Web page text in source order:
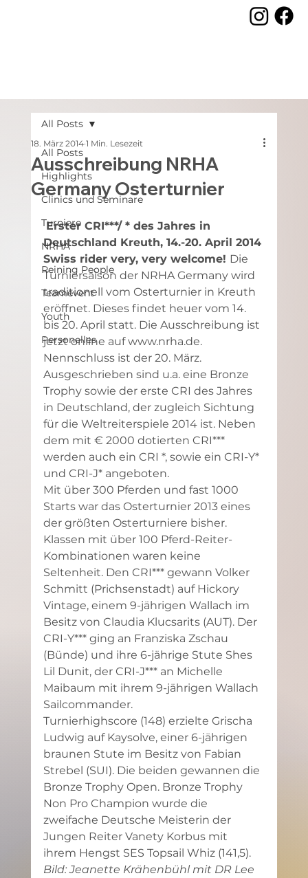
All Posts
Highlights
Clinics und Seminare
Turniere
NRHA
Reining People
Teamevent
Youth
Personelles
All Posts
Ausschreibung NRHA
Germany Osterturnier
18. März 2014 1 Min. Lesezeit
Erster CRI***/ * des Jahres in
Deutschland Kreuth, 14.-20. April 2014
Swiss rider very, very welcome! Die
Turniersaison der NRHA Germany wird
traditionell vom Osterturnier in Kreuth
eröffnet. Dieses findet heuer vom 14.
bis 20. April statt. Die Ausschreibung ist
jetzt online auf www.nrha.de.
Nennschluss ist der 20. März.
Ausgeschrieben sind u.a. eine Bronze
Trophy sowie der erste CRI des Jahres
in Deutschland, der zugleich Sichtung
für die Weltreiterspiele 2014 ist. Neben
dem mit € 2000 dotierten CRI***
werden auch ein CRI *, sowie ein CRI-Y*
und CRI-J* angeboten.
Mit über 300 Pferden und fast 1000
Starts war das Osterturnier 2013 eines
der größten Osterturniere bisher.
Klassen mit über 100 Pferd-Reiter-
Kombinationen waren keine
Seltenheit. Den CRI*** gewann Volker
Schmitt (Prichsenstadt) auf Hickory
Vintage, einem 9-jährigen Wallach im
Besitz von Claudia Klucsarits (AUT). Der
CRI-Y*** ging an Franziska Zschau
(Bünde) und ihre 6-jährige Stute Shes
Lil Dunit, der CRI-J*** an Michelle
Maibaum mit ihrem 9-jährigen Wallach
Sailcommander.
Turnierhighscore (148) erzielte Grischa
Ludwig auf Kaysolve, einer 6-jährigen
braunen Stute im Besitz von Fabian
Strebel (SUI). Die beiden gewannen die
Bronze Trophy Open. Bronze Trophy
Non Pro Champion wurde die
zweifache Deutsche Meisterin der
Jungen Reiter Vanety Korbus mit
ihrem Hengst SES Topsail Whiz (141,5).
Bild: Jeanette Krähenbühl mit DR Lee